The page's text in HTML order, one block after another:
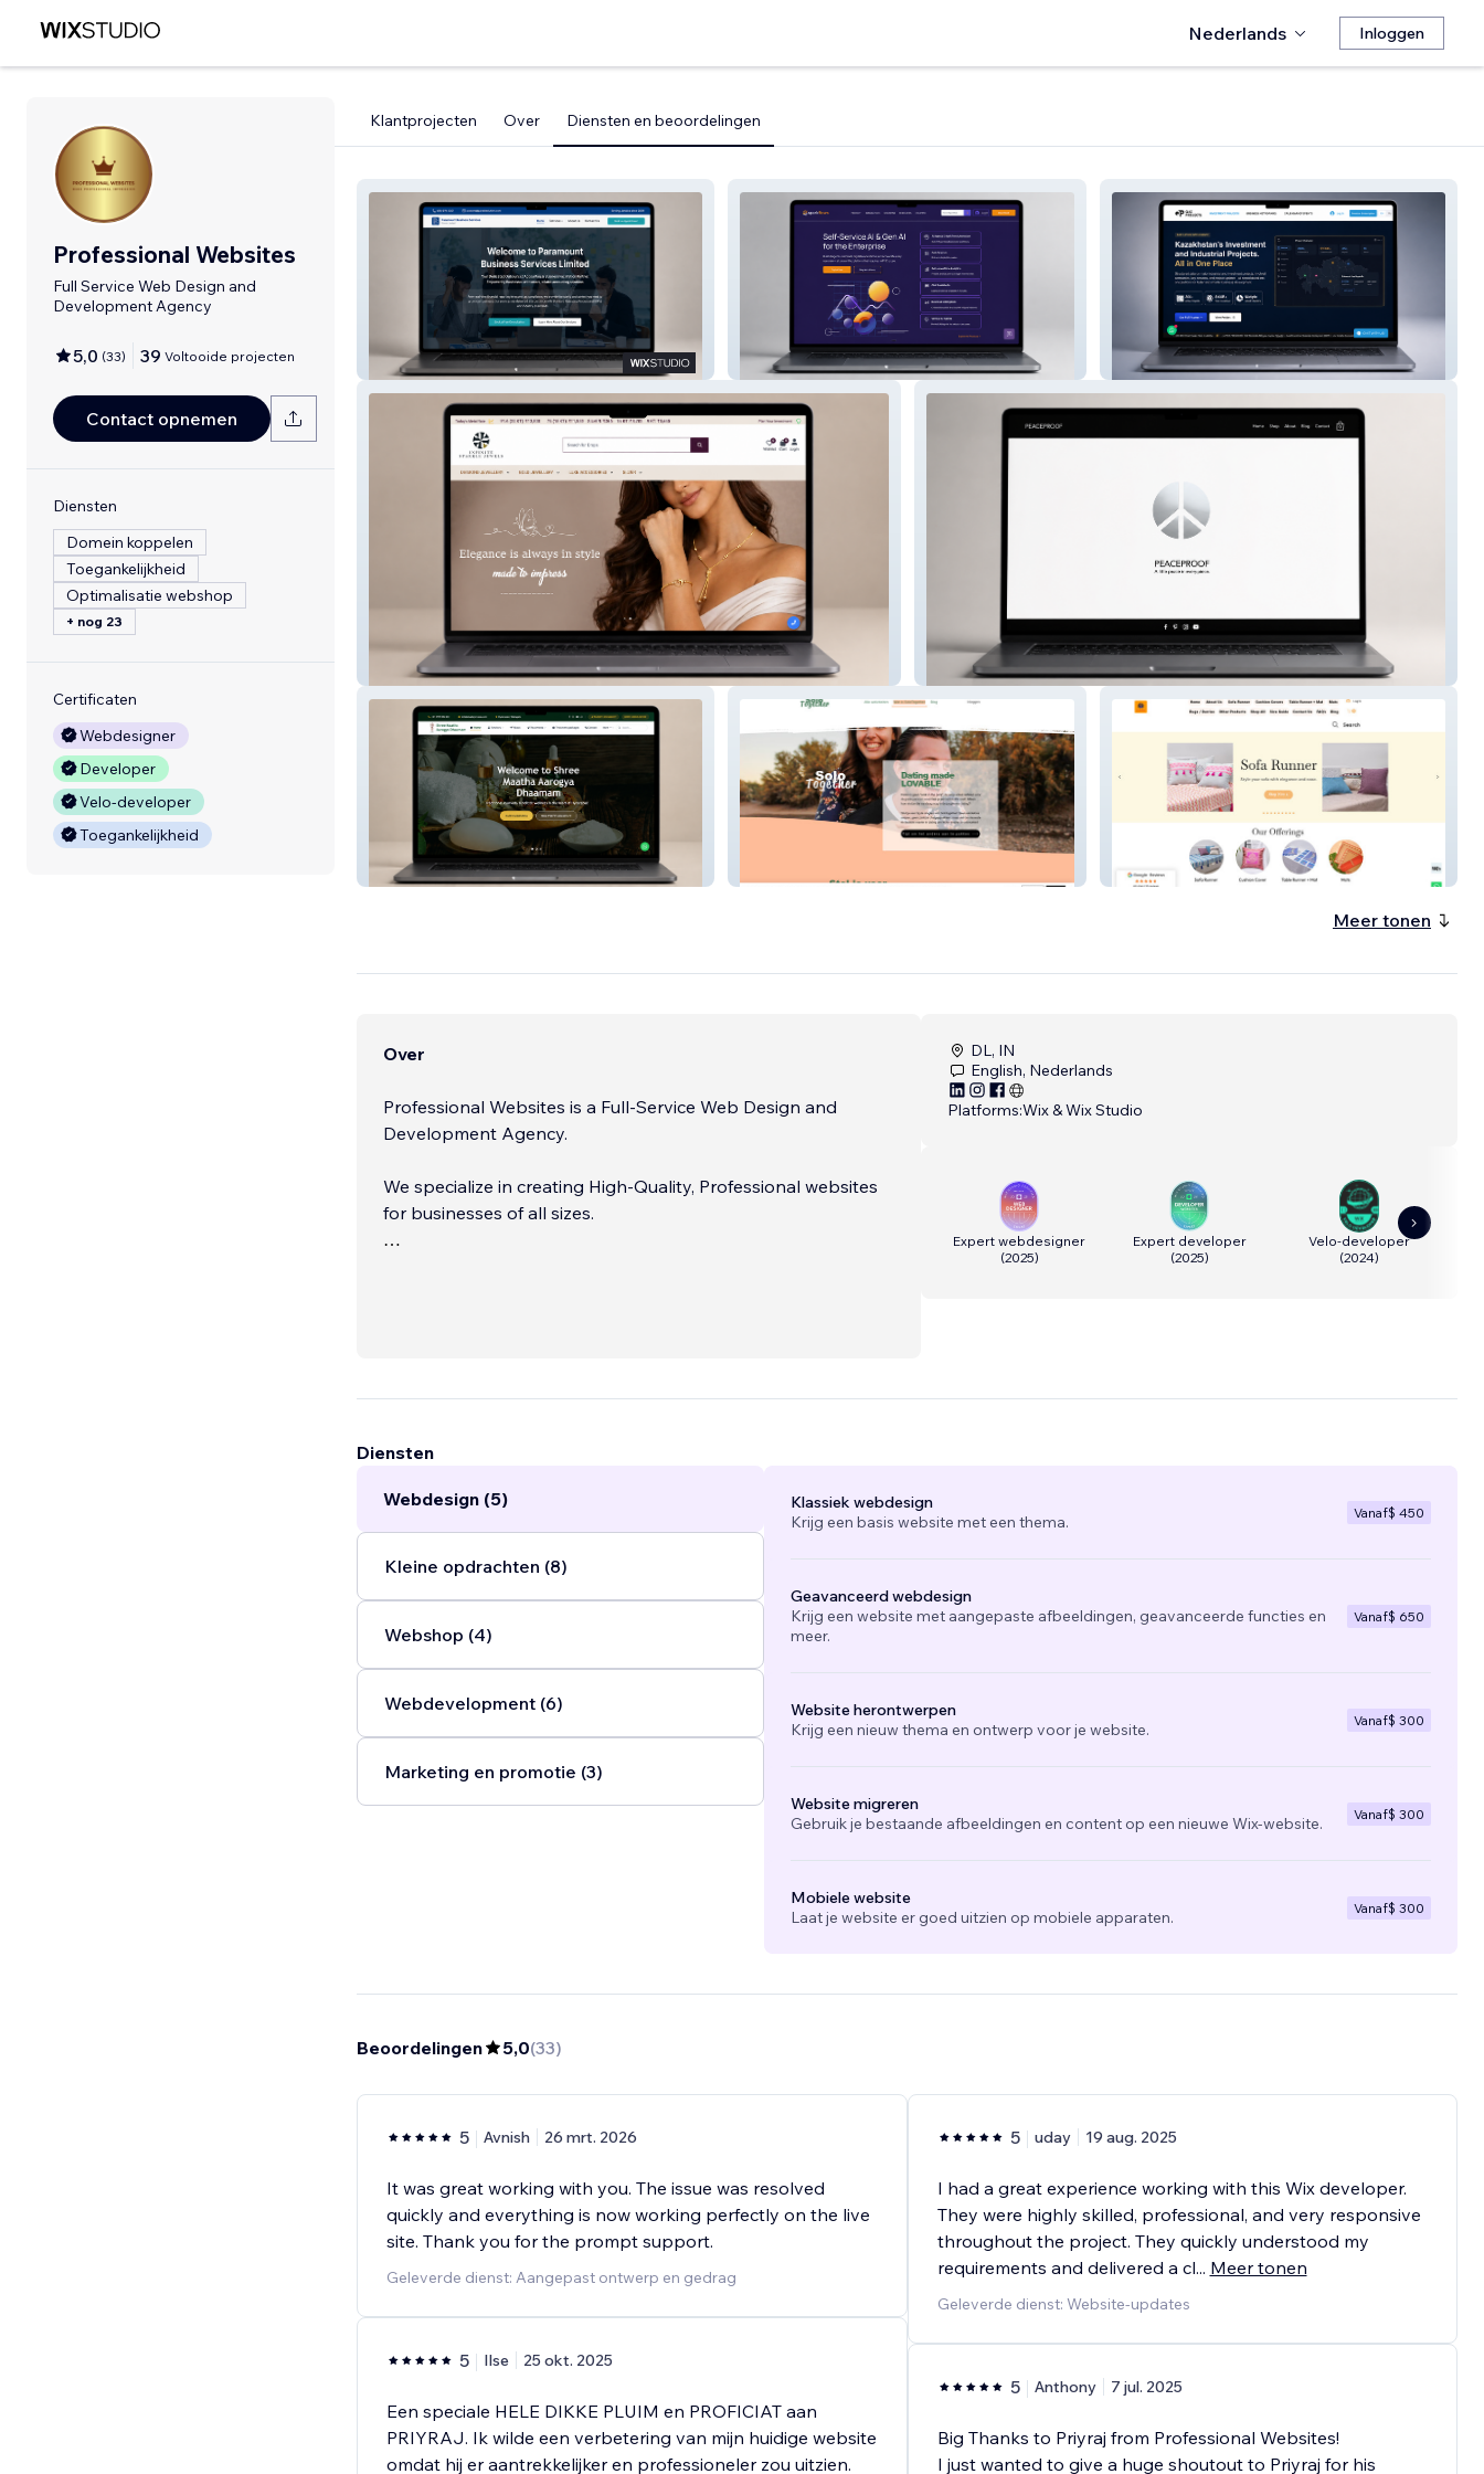
Nederlands Inloggen
Professional Websites
Full Service Web Design and
Development Agency
5,0 (33) 39 Voltooide projecten
Contact opnemen
Diensten
Domein koppelen
Toegankelijkheid
Optimalisatie webshop
+ nog 23
Certificaten
Webdesigner
Developer
Velo-developer
Toegankelijkheid
Klantprojecten Over Diensten en beoordelingen
Paramount Business Services Sparkflows QazProjects
Infinite Sparkle PEACEPROOF
Smad Lakshu Creation
Meer tonen
Over
Professional Websites is a Full-Service Web Design and
Development Agency.
We specialize in creating High-Quality, Professional websites
for businesses of all sizes.
DL, IN
English, Nederlands
Platforms:Wix & Wix Studio
Expert webdesigner
(2025)
Expert developer
(2025)
Velo-developer
(2024)
Diensten
Webdesign (5)
Kleine opdrachten (8)
Webshop (4)
Webdevelopment (6)
Marketing en promotie (3)
Klassiek webdesign
Krijg een basis website met een thema.
Vanaf$ 450
Geavanceerd webdesign
Krijg een website met aangepaste afbeeldingen, geavanceerde functies en
meer.
Vanaf$ 650
Website herontwerpen
Krijg een nieuw thema en ontwerp voor je website.
Vanaf$ 300
Website migreren
Gebruik je bestaande afbeeldingen en content op een nieuwe Wix-website.
Vanaf$ 300
Mobiele website
Laat je website er goed uitzien op mobiele apparaten.
Vanaf$ 300
Beoordelingen 5,0(33)
5 Avnish 26 mrt. 2026
It was great working with you. The issue was resolved
quickly and everything is now working perfectly on the live
site. Thank you for the prompt support.
Geleverde dienst: Aangepast ontwerp en gedrag
5 Ilse 25 okt. 2025
Een speciale HELE DIKKE PLUIM en PROFICIAT aan
PRIYRAJ. Ik wilde een verbetering van mijn huidige website
omdat hij er aantrekkelijker en professioneler zou uitzien.
5 uday 19 aug. 2025
I had a great experience working with this Wix developer.
They were highly skilled, professional, and very responsive
throughout the project. They quickly understood my
requirements and delivered a cl... Meer tonen
Geleverde dienst: Website-updates
5 Anthony 7 jul. 2025
Big Thanks to Priyraj from Professional Websites!
I just wanted to give a huge shoutout to Priyraj for his